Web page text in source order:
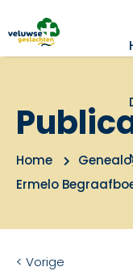
Home
Ermelo
< Vorige